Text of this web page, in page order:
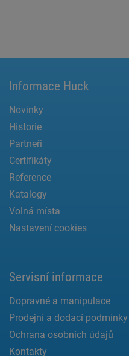
Informace Huck
Novinky
Historie
Partneři
Certifikáty
Reference
Katalogy
Volná místa
Nastavení cookies
Servisní informace
Dopravné a manipulace
Prodejní a dodací podmínky
Ochrana osobních údajů
Kontakty